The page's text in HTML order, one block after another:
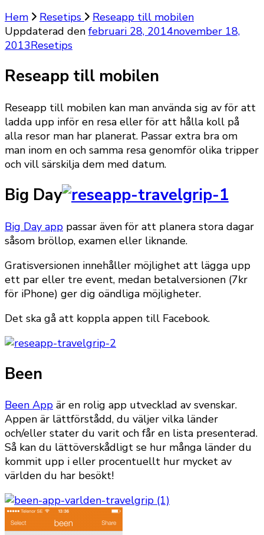
Hem
Resetips
Reseapp till mobilen
Uppdaterad den februari 28, 2014november 18,
2013Resetips
Reseapp till mobilen
Reseapp till mobilen kan man använda sig av för att
ladda upp inför en resa eller för att hålla koll på
alla resor man har planerat. Passar extra bra om
man inom en och samma resa genomför olika tripper
och vill särskilja dem med datum.
Big Day
Big Day app passar även för att planera stora dagar
såsom bröllop, examen eller liknande.
Gratisversionen innehåller möjlighet att lägga upp
ett par eller tre event, medan betalversionen (7kr
för iPhone) ger dig oändliga möjligheter.
Det ska gå att koppla appen till Facebook.
Been
Been App är en rolig app utvecklad av svenskar.
Appen är lättförstådd, du väljer vilka länder
och/eller stater du varit och får en lista presenterad.
Så kan du lättöverskådligt se hur många länder du
kommit upp i eller procentuellt hur mycket av
världen du har besökt!